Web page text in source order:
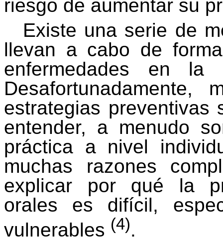
riesgo de aumentar su
Existe una serie de
llevan a cabo de
enfermedades en la
estrategias preventivas
entender, a menudo
práctica a nivel
muchas razones
explicar por qué la
orales es difícil,
vulnerables (4).